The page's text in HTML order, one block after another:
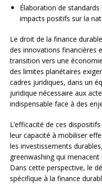
Élaboration de
impacts positifs sur la
Le droit de la finance
des innovations financières
transition vers une
des limites planétaires
cadres juridiques, dans un
juridique nécessaire aux
indispensable face à des
L’efficacité de ces
leur capacité à mobiliser
les investissements
greenwashing qui
Dans cette perspective, le
spécifique à la finance